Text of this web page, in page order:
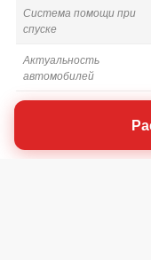
Система помощи при
спуске
Актуальность
автомобилей